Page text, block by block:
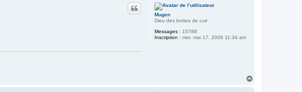
Mugen
Dieu des bottes de cuir
Messages : 15788
Inscription : mer. mai 17, 2006 11:34 am